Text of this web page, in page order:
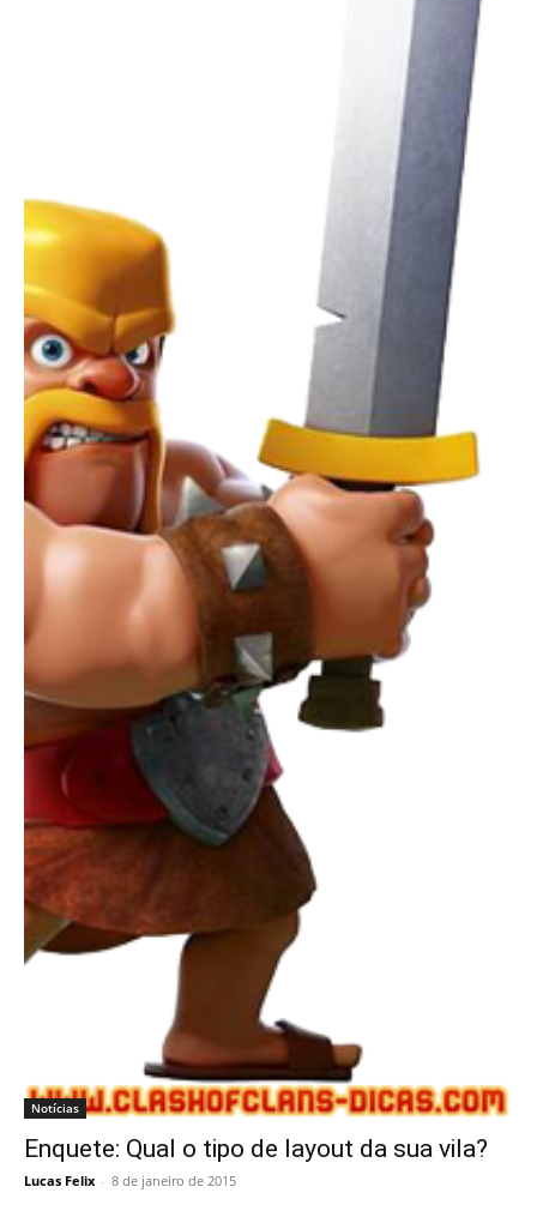
Notícias
Enquete: Qual o tipo de layout da sua vila?
Lucas Felix - 8 de janeiro de 2015